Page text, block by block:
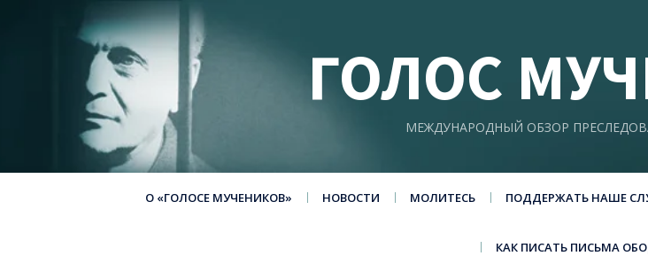
ГОЛОС
МЕЖДУНАРОДНЫЙ ОБЗОР
О «ГОЛОСЕ МУЧЕНИКОВ» НОВОСТИ МОЛИТЕСЬ ПОДДЕРЖАТЬ НАШЕ
КАК ПИСАТЬ ПИСЬМА